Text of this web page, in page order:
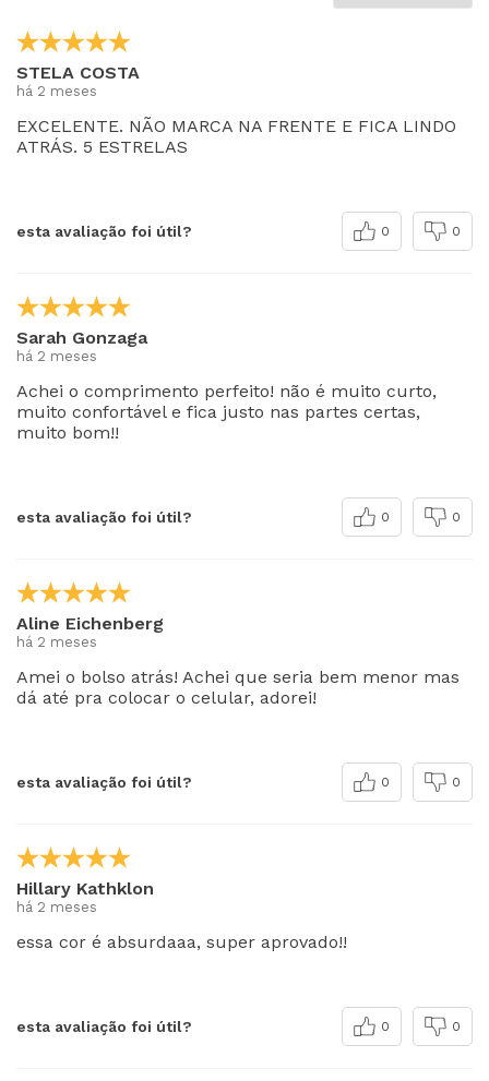
STELA COSTA
há 2 meses
EXCELENTE. NÃO MARCA NA FRENTE E FICA LINDO
ATRÁS. 5 ESTRELAS
esta avaliação foi útil? 0 0
Sarah Gonzaga
há 2 meses
Achei o comprimento perfeito! não é muito curto,
muito confortável e fica justo nas partes certas,
muito bom!!
esta avaliação foi útil? 0 0
Aline Eichenberg
há 2 meses
Amei o bolso atrás! Achei que seria bem menor mas
dá até pra colocar o celular, adorei!
esta avaliação foi útil? 0 0
Hillary Kathklon
há 2 meses
essa cor é absurdaaa, super aprovado!!
esta avaliação foi útil? 0 0